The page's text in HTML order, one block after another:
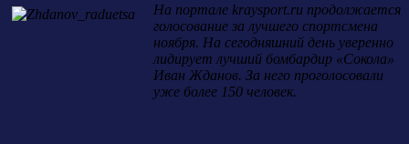
На портале kraysport.ru продолжается
голосование за лучшего спортсмена
ноября. На сегодняшний день уверенно
лидирует лучший бомбардир «Сокола»
Иван Жданов. За него проголосовали
уже более 150 человек.